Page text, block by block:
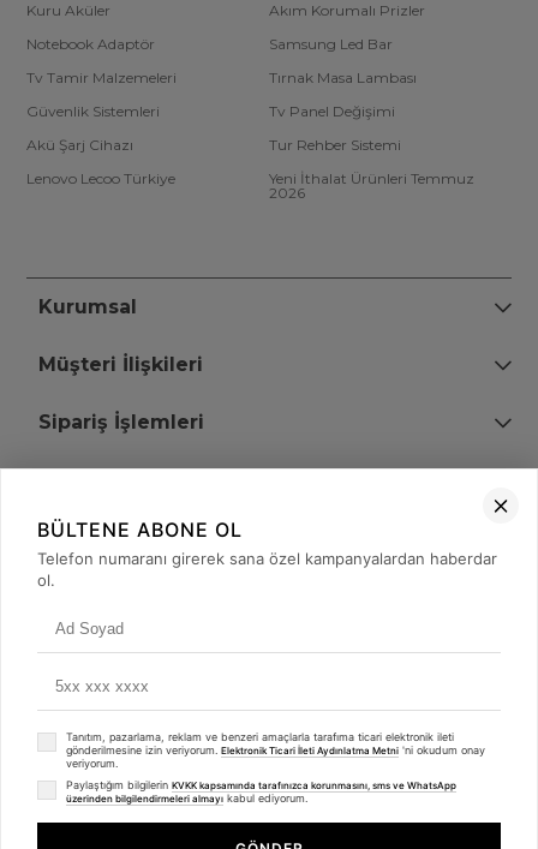
Kuru Aküler
Akım Korumalı Prizler
Notebook Adaptör
Samsung Led Bar
Tv Tamir Malzemeleri
Tırnak Masa Lambası
Güvenlik Sistemleri
Tv Panel Değişimi
Akü Şarj Cihazı
Tur Rehber Sistemi
Lenovo Lecoo Türkiye
Yeni İthalat Ürünleri Temmuz
2026
Kurumsal
Müşteri İlişkileri
Sipariş İşlemleri
+90 (850) 473 08 08
© 2008 - 2026merterelektronik.com
- Tüm Hakları Saklıdır. Kredi kartı bilgileriniz 256bit SSL sertifikası ile
Whatsapp
BÜLTENE ABONE OL
Telefon numaranı girerek sana özel kampanyalardan haberdar
ol.
Tanıtım, pazarlama, reklam ve benzeri amaçlarla tarafıma ticari elektronik ileti
gönderilmesine izin veriyorum. Elektronik Ticari İleti Aydınlatma Metni 'ni okudum onay
veriyorum.
Paylaştığım bilgilerin KVKK kapsamında tarafınızca korunmasını, sms ve WhatsApp
üzerinden bilgilendirmeleri almayı kabul ediyorum.